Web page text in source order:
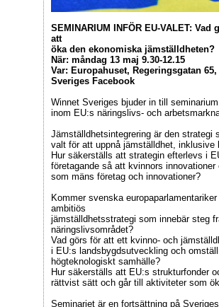
SEMINARIUM INFÖR EU-VALET:
att
öka den ekonomiska jämställdheten?
När: måndag 13 maj 9.30-12.15
Var: Europahuset, Regeringsgatan
Sveriges Facebook
Winnet Sveriges bjuder in till
inom EU:s näringslivs- och
Jämställdhetsintegrering är den strategi
valt för att uppnå jämställdhet,
Hur säkerställs att strategin efterlevs i
företagande så att kvinnors
som mäns företag och innovationer?
Kommer svenska
ambitiös
jämställdhetsstrategi som innebär steg
näringslivsområdet?
Vad görs för att ett kvinno- och
i EU:s landsbygdsutveckling och
högteknologiskt samhälle?
Hur säkerställs att EU:s strukturfonder
rättvist sätt och går till aktiviteter som
Seminariet är en fortsättning på